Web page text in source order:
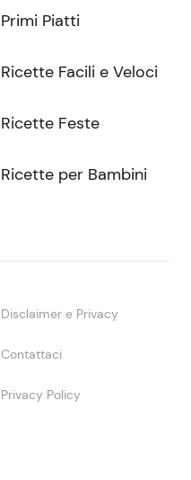
Primi Piatti
Ricette Facili e Veloci
Ricette Feste
Ricette per Bambini
Disclaimer e Privacy
Contattaci
Privacy Policy